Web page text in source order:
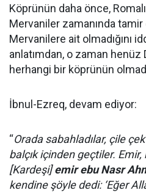
Köprünün daha önce,
Mervaniler zamanında tamir
Mervanilere ait olmadığını
anlatımdan, o zaman
herhangi bir köprünün
İbnul-Ezreq, devam ediyor:
“Orada sabahladılar, çile
balçık içinden geçtiler.
[Kardeşi]emir ebu Nasr
kendine şöyle dedi: ‘Eğer